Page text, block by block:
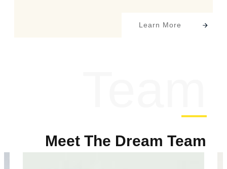
Learn More
Meet The Dream Team